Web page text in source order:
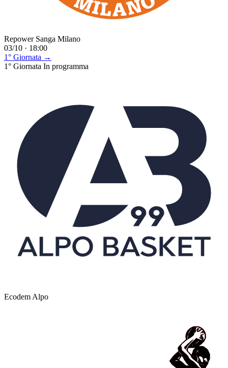
Repower Sanga Milano
03/10 · 18:00
1° Giornata →
1° Giornata In programma
Ecodem Alpo